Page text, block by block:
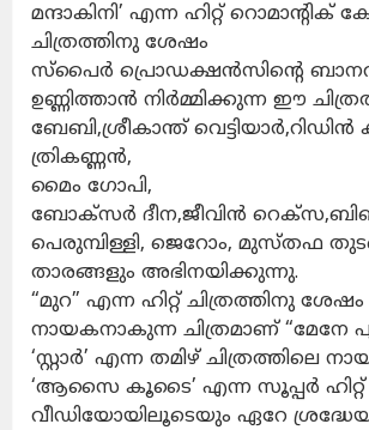
മന്ദാകിനി’ എന്ന ഹിറ്റ് റൊമാന്റിക്
ചിത്രത്തിനു ശേഷം
സ്പൈർ പ്രൊഡക്ഷൻസിന്റെ
ഉണ്ണിത്താൻ നിർമ്മിക്കുന്ന ഈ
ബേബി,ശ്രീകാന്ത് വെട്ടിയാർ,റിഡിൻ
ത്രികണ്ണൻ,
മൈം ഗോപി,
ബോക്സർ ദീന,ജീവിൻ
പെരുമ്പിള്ളി, ജെറോം, മുസ്തഫ
താരങ്ങളും അഭിനയിക്കുന്നു.
“മുറ” എന്ന ഹിറ്റ് ചിത്രത്തിനു
നായകനാകുന്ന ചിത്രമാണ് “മേനേ
‘സ്റ്റാർ’ എന്ന തമിഴ് ചിത്രത്തിലെ
‘ആസൈ കൂടൈ’ എന്ന സൂപ്പർ ഹിറ്റ്
വീഡിയോയിലൂടെയും ഏറേ